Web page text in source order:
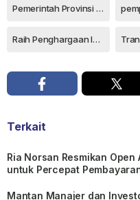
Pemerintah Provinsi Kalimantan Barat
Raih Penghargaan IKIP 2025
Terkait
Ria Norsan Resmikan Open
untuk Percepat
Mantan Manajer dan